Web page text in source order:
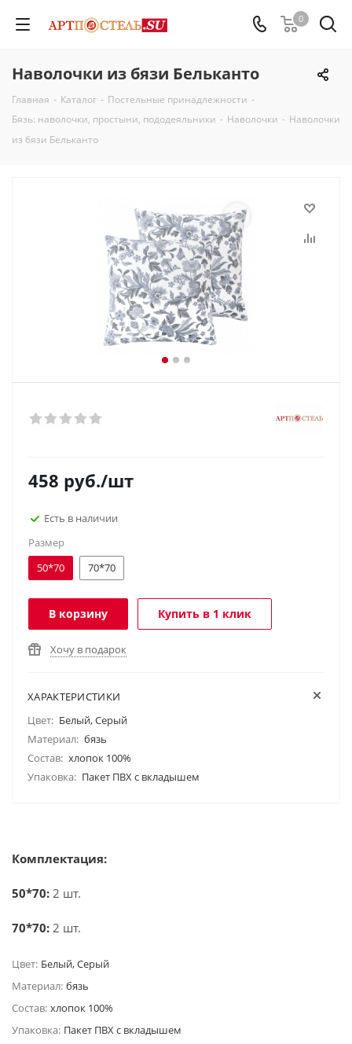
0
Наволочки из бязи Бельканто
Главная - Каталог - Постельные принадлежности -
Бязь: наволочки, простыни, пододеяльники - Наволочки - Наволочки
из бязи Бельканто
458 руб./шт
Есть в наличии
Размер
50*70
70*70
В корзину Купить в 1 клик
Хочу в подарок
ХАРАКТЕРИСТИКИ
Цвет: Белый, Серый
Материал: бязь
Состав: хлопок 100%
Упаковка: Пакет ПВХ с вкладышем
Комплектация:
50*70: 2 шт.
70*70: 2 шт.
Цвет: Белый, Серый
Материал: бязь
Состав: хлопок 100%
Упаковка: Пакет ПВХ с вкладышем